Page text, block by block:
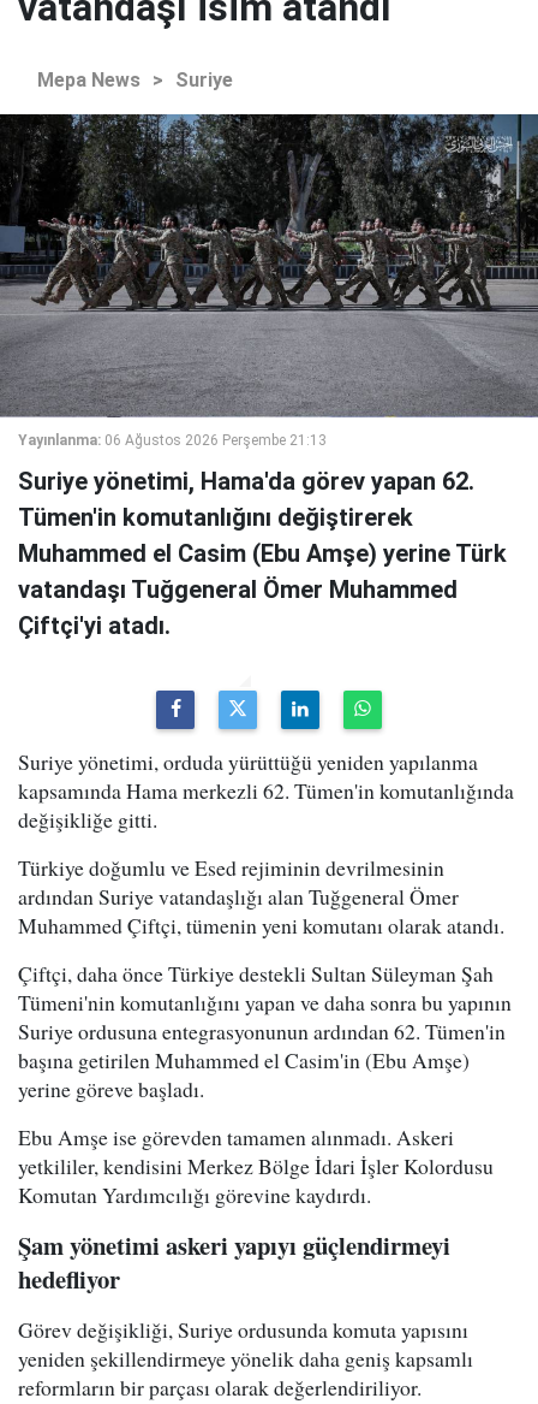
Mepa News > Suriye
Yayınlanma: 06 Ağustos 2026 Perşembe 21:13
Suriye yönetimi, Hama'da görev yapan 62.
Tümen'in komutanlığını değiştirerek
Muhammed el Casim (Ebu Amşe) yerine Türk
vatandaşı Tuğgeneral Ömer Muhammed
Çiftçi'yi atadı.
Suriye yönetimi, orduda yürüttüğü yeniden yapılanma
kapsamında Hama merkezli 62. Tümen'in komutanlığında
değişikliğe gitti.
Türkiye doğumlu ve Esed rejiminin devrilmesinin
ardından Suriye vatandaşlığı alan Tuğgeneral Ömer
Muhammed Çiftçi, tümenin yeni komutanı olarak atandı.
Çiftçi, daha önce Türkiye destekli Sultan Süleyman Şah
Tümeni'nin komutanlığını yapan ve daha sonra bu yapının
Suriye ordusuna entegrasyonunun ardından 62. Tümen'in
başına getirilen Muhammed el Casim'in (Ebu Amşe)
yerine göreve başladı.
Ebu Amşe ise görevden tamamen alınmadı. Askeri
yetkililer, kendisini Merkez Bölge İdari İşler Kolordusu
Komutan Yardımcılığı görevine kaydırdı.
Şam yönetimi askeri yapıyı güçlendirmeyi
hedefliyor
Görev değişikliği, Suriye ordusunda komuta yapısını
yeniden şekillendirmeye yönelik daha geniş kapsamlı
reformların bir parçası olarak değerlendiriliyor.